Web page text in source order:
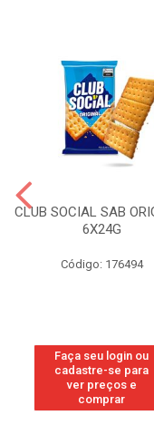
CLUB SOCIAL SAB
6X24G
Código: 176494
Faça seu login ou
cadastre-se para
ver preços e
comprar